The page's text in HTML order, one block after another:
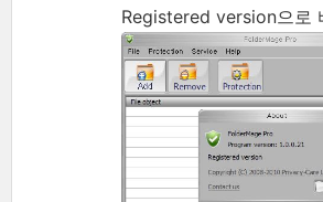
Registered version으로